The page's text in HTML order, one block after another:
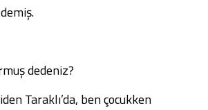
dedeniz?
Taraklı’da, ben çocukken